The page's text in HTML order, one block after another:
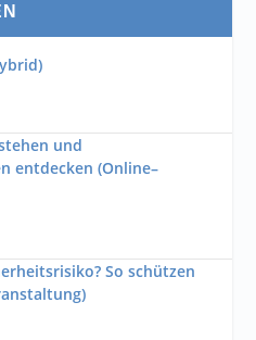
und
entdecken (Online–
So schützen